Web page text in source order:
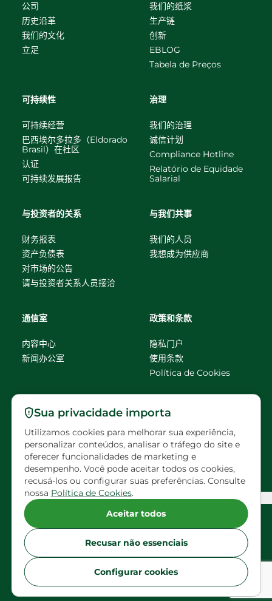
Sua privacidade importa
Utilizamos cookies para melhorar sua experiência,
personalizar conteúdos, analisar o tráfego do site e
oferecer funcionalidades de marketing e
desempenho. Você pode aceitar todos os cookies,
recusá-los ou configurar suas preferências. Consulte
nossa Política de Cookies.
Aceitar todos
Recusar não essenciais
Configurar cookies
公司
历史沿革
我们的文化
立足
我们的纸浆
生产链
创新
EBLOG
Tabela de Preços
可持续性
可持续经营
巴西埃尔多拉多（Eldorado
Brasil）在社区
认证
可持续发展报告
治理
我们的治理
诚信计划
Compliance Hotline
Relatório de Equidade
Salarial
与投资者的关系
财务报表
资产负债表
对市场的公告
请与投资者关系人员接洽
与我们共事
我们的人员
我想成为供应商
通信室
内容中心
新闻办公室
政策和条款
隐私门户
使用条款
Política de Cookies
请联系我们
faleconosco@eldorado
brasil.com.br
预约访问
Configuração de Cookies
请在社交网络上关注Eldorado
版权所有 Ⓒ 2026 Eldorado Brasil Inc - 保留所有权利